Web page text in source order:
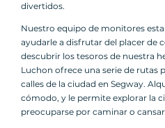
divertidos.
Nuestro equipo de monitores
ayudarle a disfrutar del placer de
descubrir los tesoros de nuestra
Luchon ofrece una serie de rutas
calles de la ciudad en Segway.
cómodo, y le permite explorar la
preocuparse por caminar o